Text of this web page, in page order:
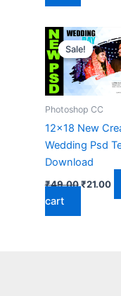
₹51.00.
Sale!
Sale!
Photoshop CC
12×18 New
Wedding Psd
Download
₹49.00 Original
₹49.00.
₹21.00
cart